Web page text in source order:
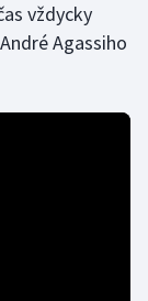
vždycky
Agassiho